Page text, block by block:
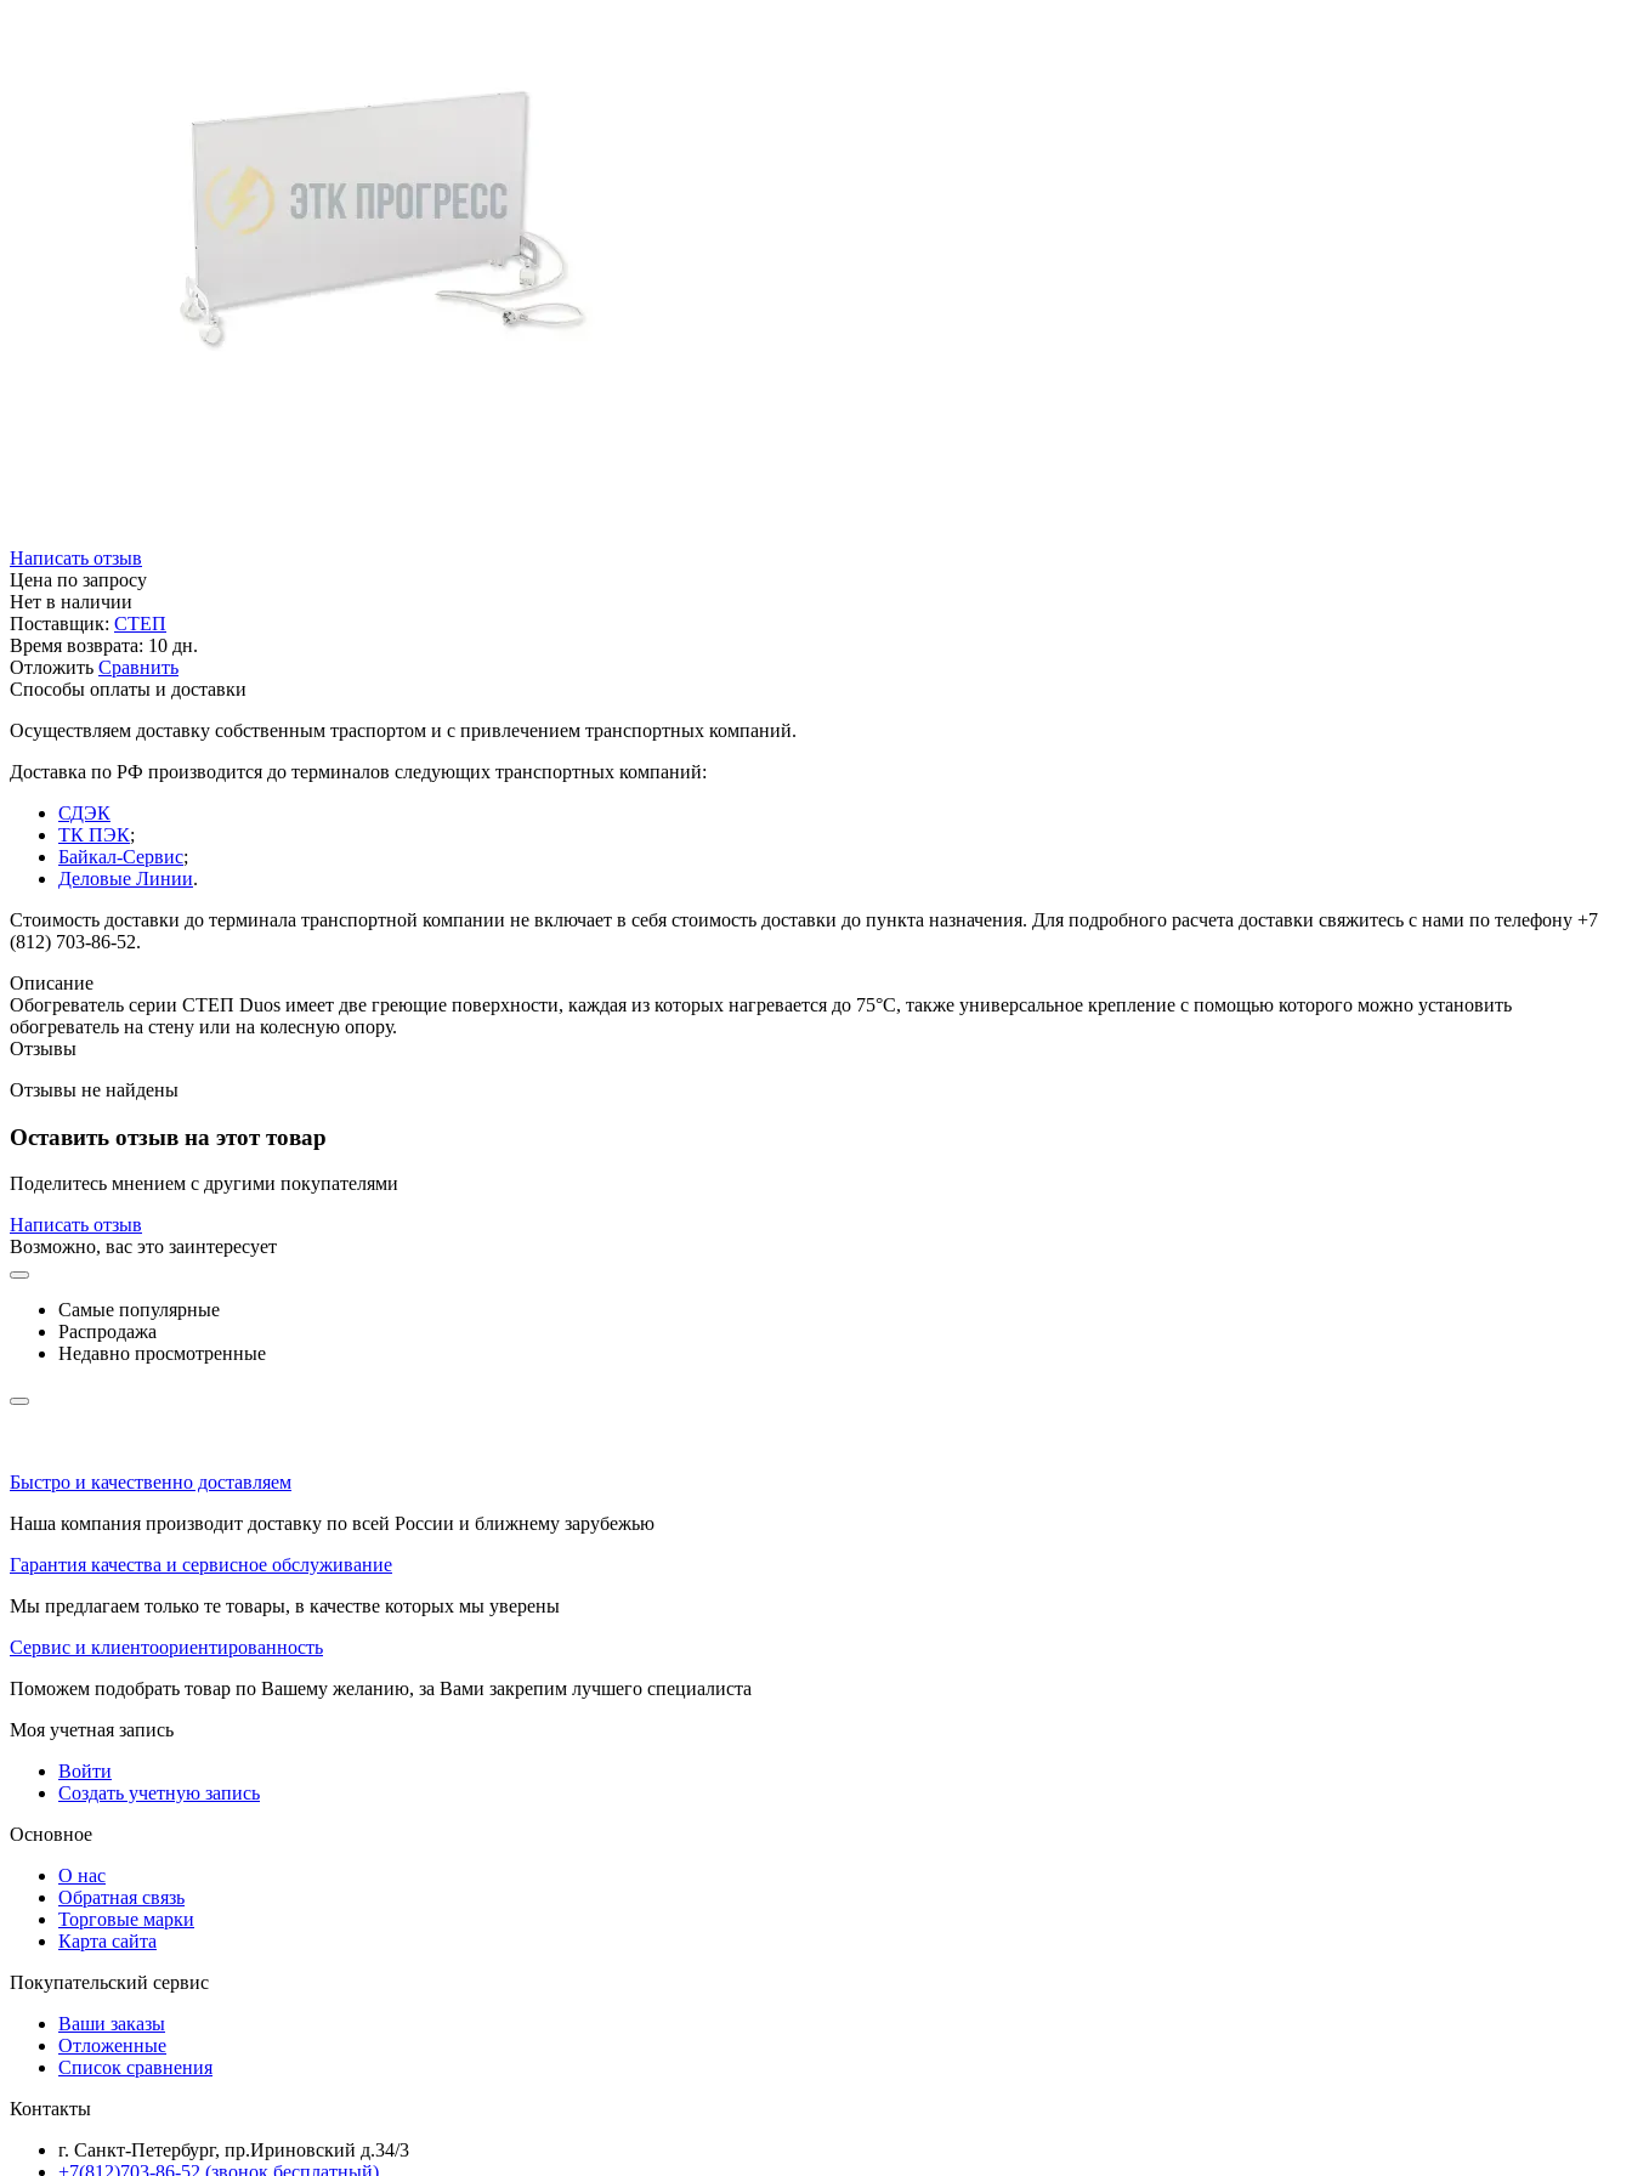
Написать отзыв
Цена по запросу
Нет в наличии
Поставщик: СТЕП
Время возврата: 10 дн.
Отложить Сравнить
Способы оплаты и доставки
Осуществляем доставку собственным траспортом и с привлечением транспортных компаний.
Доставка по РФ производится до терминалов следующих транспортных компаний:
СДЭК
ТК ПЭК;
Байкал-Сервис;
Деловые Линии.
Стоимость доставки до терминала транспортной компании не включает в себя стоимость доставки до пункта назначения. Для подробного расчета доставки свяжитесь с нами по телефону +7
(812) 703-86-52.
Описание
Обогреватель серии СТЕП Duos имеет две греющие поверхности, каждая из которых нагревается до 75°С, также универсальное крепление с помощью которого можно установить
обогреватель на стену или на колесную опору.
Отзывы
Отзывы не найдены
Оставить отзыв на этот товар
Поделитесь мнением с другими покупателями
Написать отзыв
Возможно, вас это заинтересует
Самые популярные
Распродажа
Недавно просмотренные
Быстро и качественно доставляем
Наша компания производит доставку по всей России и ближнему зарубежью
Гарантия качества и сервисное обслуживание
Мы предлагаем только те товары, в качестве которых мы уверены
Сервис и клиентоориентированность
Поможем подобрать товар по Вашему желанию, за Вами закрепим лучшего специалиста
Моя учетная запись
Войти
Создать учетную запись
Основное
О нас
Обратная связь
Торговые марки
Карта сайта
Покупательский сервис
Ваши заказы
Отложенные
Список сравнения
Контакты
г. Санкт-Петербург, пр.Ириновский д.34/3